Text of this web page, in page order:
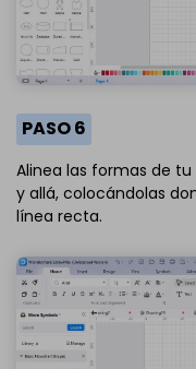
PASO 6
Alinea las formas de
y allá, colocándolas
línea recta.